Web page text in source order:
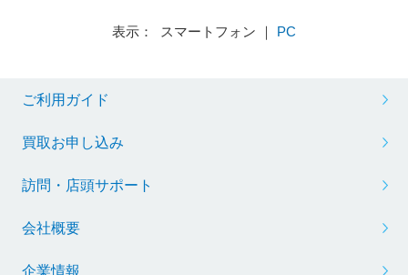
表示： スマートフォン ｜ PC
ご利用ガイド
買取お申し込み
訪問・店頭サポート
会社概要
企業情報